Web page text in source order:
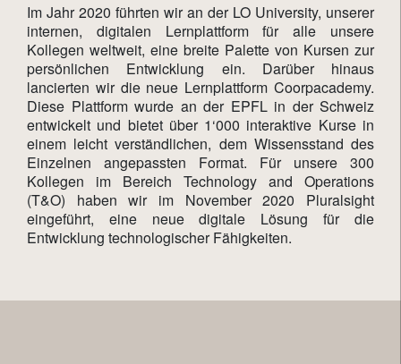
Im Jahr 2020 führten wir an der LO University, unserer
internen, digitalen Lernplattform für alle unsere
Kollegen weltweit, eine breite Palette von Kursen zur
persönlichen Entwicklung ein. Darüber hinaus
lancierten wir die neue Lernplattform Coorpacademy.
Diese Plattform wurde an der EPFL in der Schweiz
entwickelt und bietet über 1‘000 interaktive Kurse in
einem leicht verständlichen, dem Wissensstand des
Einzelnen angepassten Format. Für unsere 300
Kollegen im Bereich Technology and Operations
(T&O) haben wir im November 2020 Pluralsight
eingeführt, eine neue digitale Lösung für die
Entwicklung technologischer Fähigkeiten.